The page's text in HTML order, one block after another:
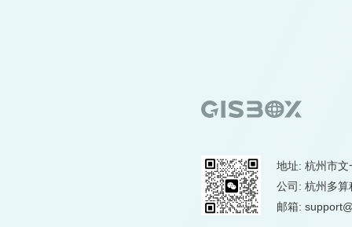
地址: 杭州市
公司: 杭州多
邮箱: